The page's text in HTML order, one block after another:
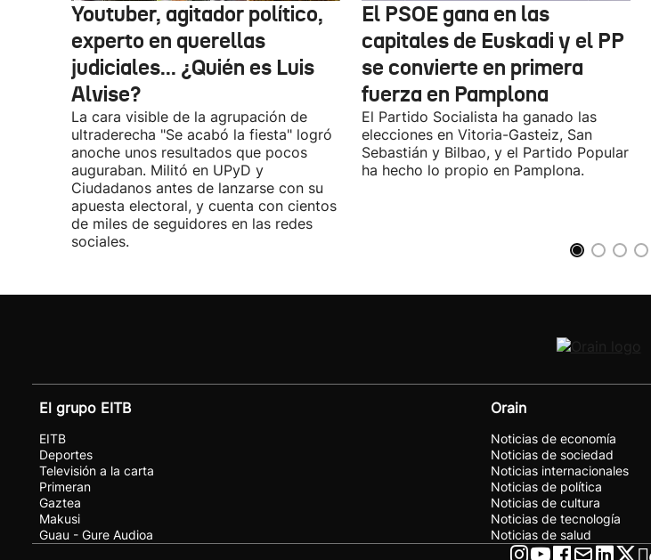
Youtuber, agitador político,
experto en querellas
judiciales... ¿Quién es Luis
Alvise?
La cara visible de la agrupación de
ultraderecha "Se acabó la fiesta" logró
anoche unos resultados que pocos
auguraban. Militó en UPyD y
Ciudadanos antes de lanzarse con su
apuesta electoral, y cuenta con cientos
de miles de seguidores en las redes
sociales.
El PSOE gana en las
capitales de Euskadi y el PP
se convierte en primera
fuerza en Pamplona
El Partido Socialista ha ganado las
elecciones en Vitoria-Gasteiz, San
Sebastián y Bilbao, y el Partido Popular
ha hecho lo propio en Pamplona.
El grupo EITB
EITB
Deportes
Televisión a la carta
Primeran
Gaztea
Makusi
Guau - Gure Audioa
Orain
Noticias de economía
Noticias de sociedad
Noticias internacionales
Noticias de política
Noticias de cultura
Noticias de tecnología
Noticias de salud